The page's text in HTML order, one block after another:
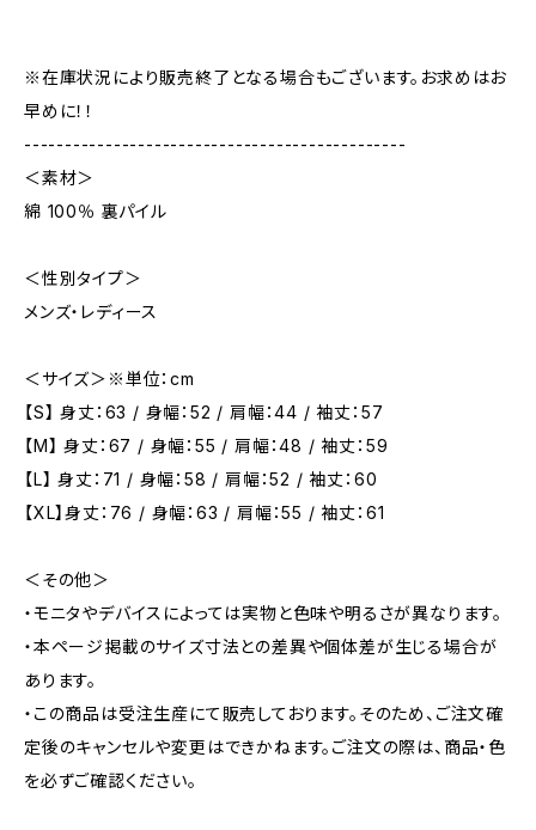
※在庫状況により販売終了となる場合もございます。お求めはお
早めに！！
-----------------------------------------------
＜素材＞
綿 100％ 裏パイル
＜性別タイプ＞
メンズ・レディース
＜サイズ＞※単位：cm
【S】 身丈：63 / 身幅：52 / 肩幅：44 / 袖丈：57
【M】 身丈：67 / 身幅：55 / 肩幅：48 / 袖丈：59
【L】 身丈：71 / 身幅：58 / 肩幅：52 / 袖丈：60
【XL】身丈：76 / 身幅：63 / 肩幅：55 / 袖丈：61
＜その他＞
・モニタやデバイスによっては実物と色味や明るさが異なります。
・本ページ掲載のサイズ寸法との差異や個体差が生じる場合が
あります。
・この商品は受注生産にて販売しております。そのため、ご注文確
定後のキャンセルや変更はできかねます。ご注文の際は、商品・色
を必ずご確認ください。